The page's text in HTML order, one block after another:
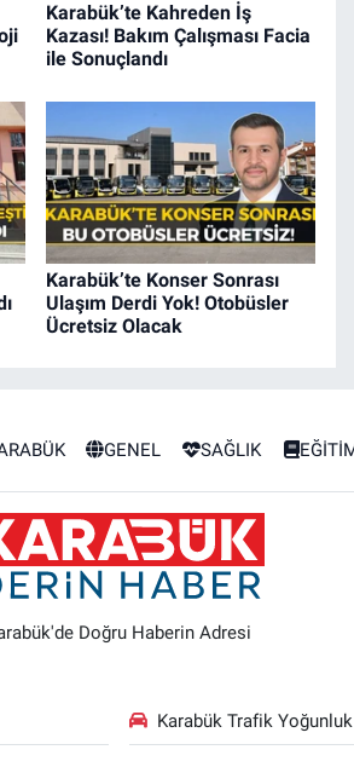
Karabük’te Kahreden İş
Kazası! Bakım Çalışması Facia
ile Sonuçlandı
Karabük’te Konser Sonrası
Ulaşım Derdi Yok! Otobüsler
Ücretsiz Olacak
GENEL SAĞLIK
Doğru Haberin Adresi
Karabük Trafik